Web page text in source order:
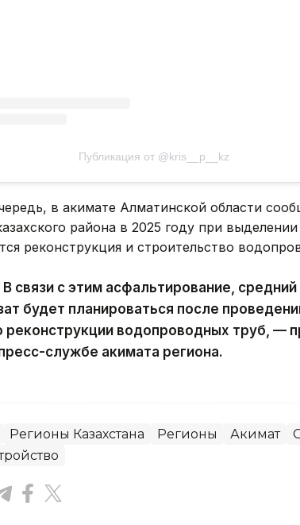
Публикация от @kris__p__kz
в акимате Алматинской области
района в 2025 году при
реконструкция и строительство
связи с этим асфальтирование,
будет планироваться после
реконструкции водопроводных труб, —
службе акимата региона.
Регионы Казахстана Регионы Акимат